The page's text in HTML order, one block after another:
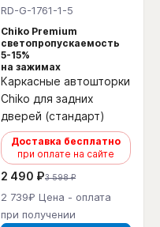
RD-G-1761-1-5
Chiko Premium
светопропускаемость
5-15%
на зажимах
Каркасные автошторки
Chiko для задних
дверей (стандарт)
Доставка бесплатно
при оплате на сайте
2 490 ₽3 598 ₽
2 739₽ Цена - оплата
при получении